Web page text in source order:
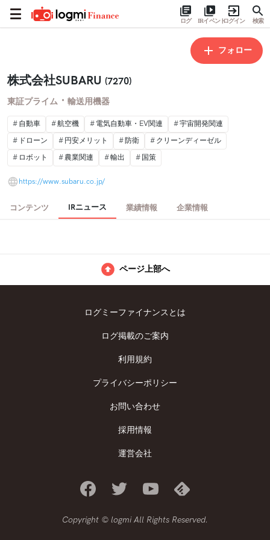
ログ IRイベントログイン 検索
フォロー
株式会社SUBARU (7270)
東証プライム ・ 輸送用機器
自動車 航空機 電気自動車・EV関連
宇宙開発関連
ドローン
円安メリット 防衛
クリーンディーゼル
ロボット
農業関連 輸出 国策
https://www.subaru.co.jp/
コンテンツ IRニュース 業績情報 企業情報
ページ上部へ
ログミーファイナンスとは
ログ掲載のご案内
利用規約
プライバシーポリシー
お問い合わせ
採用情報
運営会社
Copyright © logmi All Rights Reserved.